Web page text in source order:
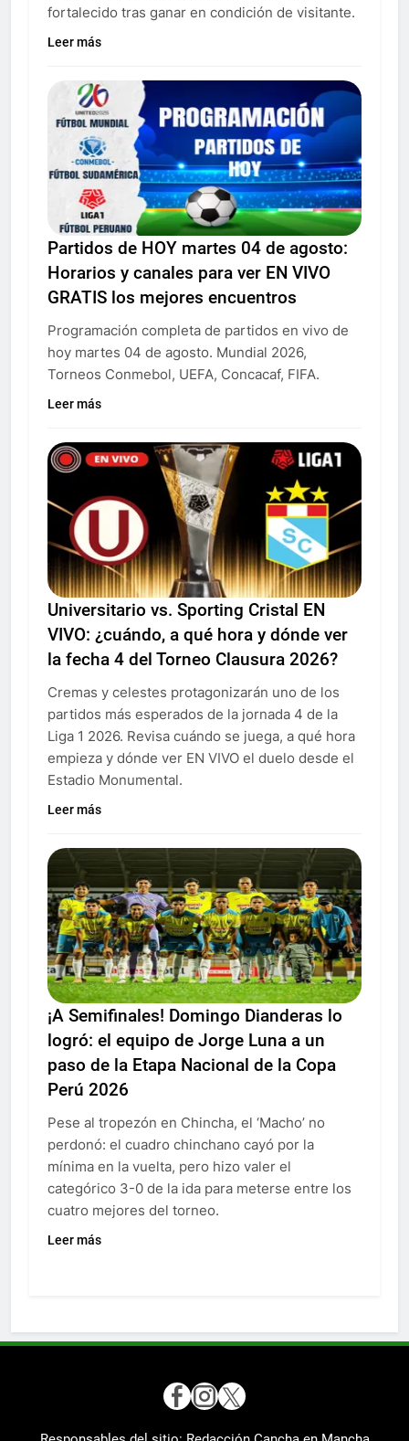
fortalecido tras ganar en condición de visitante.
Leer más
Partidos de HOY martes 04 de agosto:
Horarios y canales para ver EN VIVO
GRATIS los mejores encuentros
Programación completa de partidos en vivo de
hoy martes 04 de agosto. Mundial 2026,
Torneos Conmebol, UEFA, Concacaf, FIFA.
Leer más
Universitario vs. Sporting Cristal EN
VIVO: ¿cuándo, a qué hora y dónde ver
la fecha 4 del Torneo Clausura 2026?
Cremas y celestes protagonizarán uno de los
partidos más esperados de la jornada 4 de la
Liga 1 2026. Revisa cuándo se juega, a qué hora
empieza y dónde ver EN VIVO el duelo desde el
Estadio Monumental.
Leer más
¡A Semifinales! Domingo Dianderas lo
logró: el equipo de Jorge Luna a un
paso de la Etapa Nacional de la Copa
Perú 2026
Pese al tropezón en Chincha, el ‘Macho’ no
perdonó: el cuadro chinchano cayó por la
mínima en la vuelta, pero hizo valer el
categórico 3-0 de la ida para meterse entre los
cuatro mejores del torneo.
Leer más